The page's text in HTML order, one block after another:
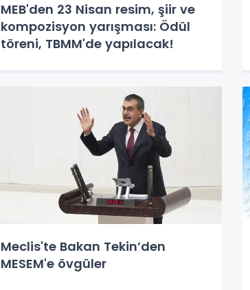
MEB'den 23 Nisan resim, şiir ve
kompozisyon yarışması: Ödül
töreni, TBMM'de yapılacak!
Meclis'te Bakan Tekin’den
MESEM'e övgüler